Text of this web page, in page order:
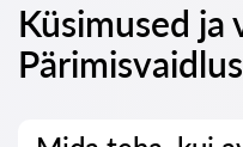
Küsimused ja